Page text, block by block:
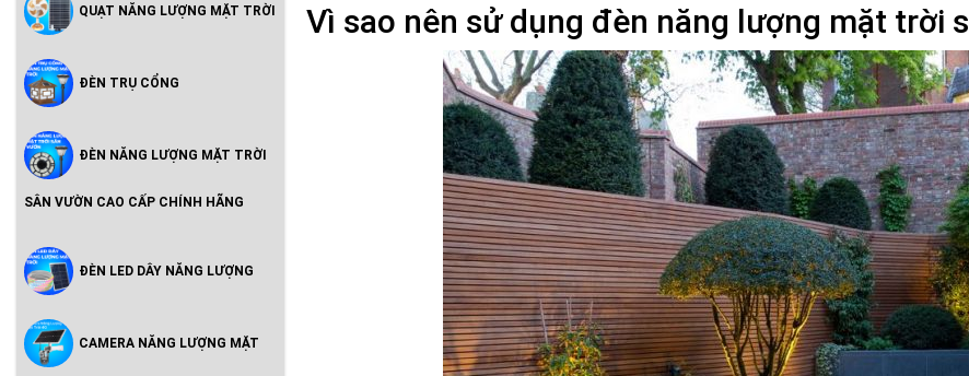
Hoàng Quốc Bảo - Độ Sáng Cao,
QUẠT NĂNG LƯỢNG MẶT TRỜI
ĐÈN TRỤ CỔNG
ĐÈN NĂNG LƯỢNG MẶT TRỜI
SÂN VƯỜN CAO CẤP CHÍNH HÃNG
ĐÈN LED DÂY NĂNG LƯỢNG
CAMERA NĂNG LƯỢNG MẶT
Vì sao nên sử dụng đèn năng lượng mặt trời